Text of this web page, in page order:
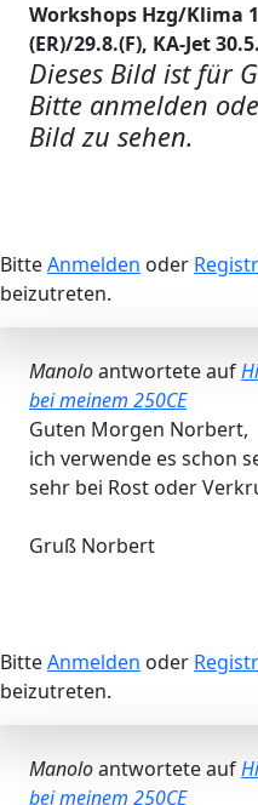
Workshops Hzg/Klima
(ER)/29.8.(F), KA-Jet
Dieses Bild ist für
Bitte anmelden
Bild zu sehen.
BitteAnmelden oder
beizutreten.
Manoloantwortete auf
bei meinem 250CE
Guten Morgen Norbert,
ich verwende es schon
sehr bei Rost oder
Gruß Norbert
BitteAnmelden oder
beizutreten.
Manoloantwortete auf
bei meinem 250CE